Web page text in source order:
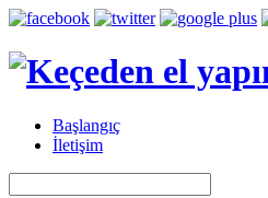
Başlangıç
İletişim